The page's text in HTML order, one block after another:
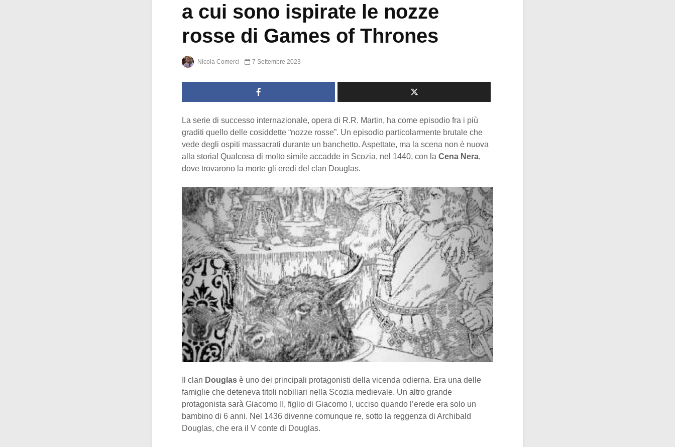
a cui sono ispirate le nozze
rosse di Games of Thrones
Nicola Comerci 7 Settembre 2023
La serie di successo internazionale, opera di R.R. Martin, ha come episodio fra i più
graditi quello delle cosiddette “nozze rosse”. Un episodio particolarmente brutale che
vede degli ospiti massacrati durante un banchetto. Aspettate, ma la scena non è nuova
alla storia! Qualcosa di molto simile accadde in Scozia, nel 1440, con la Cena Nera,
dove trovarono la morte gli eredi del clan Douglas.
Il clan Douglas è uno dei principali protagonisti della vicenda odierna. Era una delle
famiglie che deteneva titoli nobiliari nella Scozia medievale. Un altro grande
protagonista sarà Giacomo II, figlio di Giacomo I, ucciso quando l’erede era solo un
bambino di 6 anni. Nel 1436 divenne comunque re, sotto la reggenza di Archibald
Douglas, che era il V conte di Douglas.